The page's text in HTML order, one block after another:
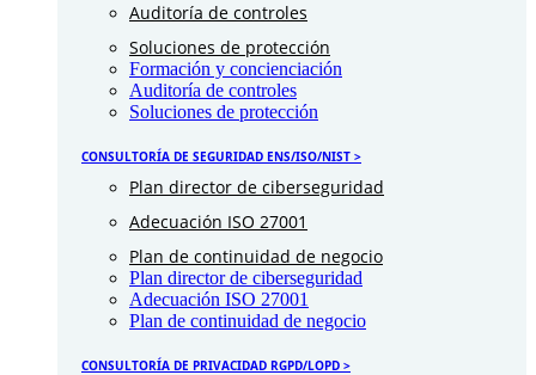
Auditoría de controles
Soluciones de protección
Formación y concienciación
Auditoría de controles
Soluciones de protección
CONSULTORÍA DE SEGURIDAD ENS/ISO/NIST >
Plan director de ciberseguridad
Adecuación ISO 27001
Plan de continuidad de negocio
Plan director de ciberseguridad
Adecuación ISO 27001
Plan de continuidad de negocio
CONSULTORÍA DE PRIVACIDAD RGPD/LOPD >